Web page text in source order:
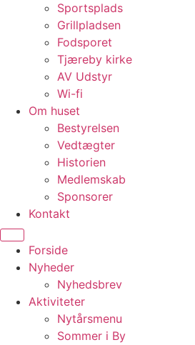
Sportsplads
Grillpladsen
Fodsporet
Tjæreby kirke
AV Udstyr
Wi-fi
Om huset
Bestyrelsen
Vedtægter
Historien
Medlemskab
Sponsorer
Kontakt
Forside
Nyheder
Nyhedsbrev
Aktiviteter
Nytårsmenu
Sommer i By